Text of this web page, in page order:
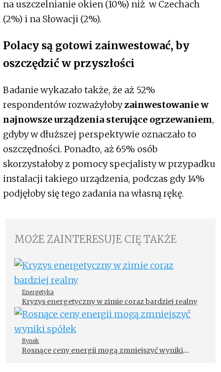
na uszczelnianie okien (10%) niż w Czechach
(2%) i na Słowacji (2%).
Polacy są gotowi zainwestować, by
oszczędzić w przyszłości
Badanie wykazało także, że aż 52%
respondentów rozważyłobyzainwestowanie w
najnowsze urządzenia sterujące ogrzewaniem,
gdyby w dłuższej perspektywie oznaczało to
oszczędności. Ponadto, aż 65% osób
skorzystałoby z pomocy specjalisty w przypadku
instalacji takiego urządzenia, podczas gdy 14%
podjęłoby się tego zadania na własną rękę.
MOŻE ZAINTERESUJE CIĘ TAKŻE
Energetyka
Kryzys energetyczny w zimie coraz bardziej realny
Rynek
Rosnące ceny energii mogą zmniejszyć wyniki